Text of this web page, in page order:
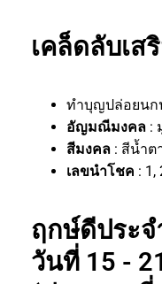
เคล็ดลับเส
ทำบุญปล่อยนก
อัญมณีมงคล :
สีมงคล : สีน้ำต
เลขนำโชค : 1,
ฤกษ์ดีประ
วันที่ 15 -